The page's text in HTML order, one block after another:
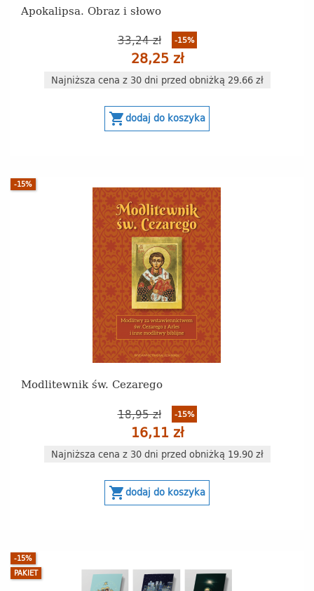
Apokalipsa. Obraz i słowo
33,24 zł -15%
28,25 zł
Najniższa cena z 30 dni przed obniżką 29.66 zł
shopping_cartdodaj do koszyka
Modlitewnik św. Cezarego
18,95 zł -15%
16,11 zł
Najniższa cena z 30 dni przed obniżką 19.90 zł
-15%
shopping_cartdodaj do koszyka
-15%
PAKIET